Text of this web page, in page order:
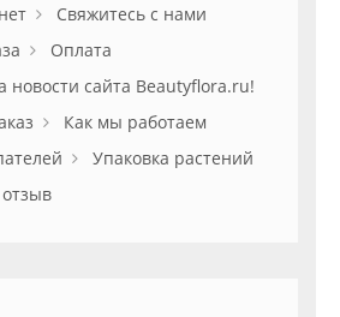
Свяжитесь с нами
Оплата
новости сайта Beautyflora.ru!
Как мы работаем
Упаковка растений